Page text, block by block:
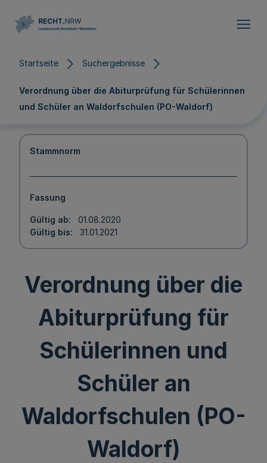
Startseite Suchergebnisse
Verordnung über die Abiturprüfung für Schülerinnen
und Schüler an Waldorfschulen (PO-Waldorf)
Stammnorm
Fassung
Gültig ab
01.08.2020
Gültig bis
31.01.2021
Verordnung über die
Abiturprüfung für
Schülerinnen und
Schüler an
Waldorfschulen (PO-
Waldorf)